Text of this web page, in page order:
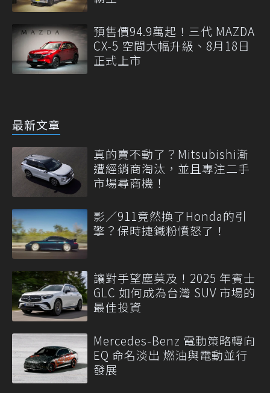
預售價94.9萬起！三代 MAZDA
CX-5 空間大幅升級、8月18日
正式上市
最新文章
真的賣不動了？Mitsubishi漸
遭經銷商淘汰，並且專注二手
市場尋商機！
影／911竟然換了Honda的引
擎？保時捷鐵粉憤怒了！
讓對手望塵莫及！2025 年賓士
GLC 如何成為台灣 SUV 市場的
最佳投資
Mercedes-Benz 電動策略轉向
EQ 命名淡出 燃油與電動並行
發展